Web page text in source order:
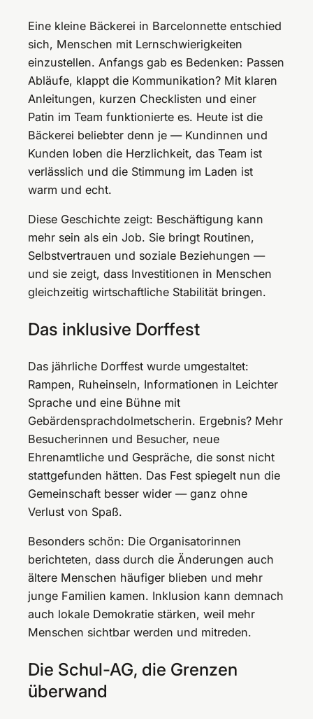
Eine kleine Bäckerei in Barcelonnette entschied
sich, Menschen mit Lernschwierigkeiten
einzustellen. Anfangs gab es Bedenken: Passen
Abläufe, klappt die Kommunikation? Mit klaren
Anleitungen, kurzen Checklisten und einer
Patin im Team funktionierte es. Heute ist die
Bäckerei beliebter denn je — Kundinnen und
Kunden loben die Herzlichkeit, das Team ist
verlässlich und die Stimmung im Laden ist
warm und echt.
Diese Geschichte zeigt: Beschäftigung kann
mehr sein als ein Job. Sie bringt Routinen,
Selbstvertrauen und soziale Beziehungen —
und sie zeigt, dass Investitionen in Menschen
gleichzeitig wirtschaftliche Stabilität bringen.
Das inklusive Dorffest
Das jährliche Dorffest wurde umgestaltet:
Rampen, Ruheinseln, Informationen in Leichter
Sprache und eine Bühne mit
Gebärdensprachdolmetscherin. Ergebnis? Mehr
Besucherinnen und Besucher, neue
Ehrenamtliche und Gespräche, die sonst nicht
stattgefunden hätten. Das Fest spiegelt nun die
Gemeinschaft besser wider — ganz ohne
Verlust von Spaß.
Besonders schön: Die Organisatorinnen
berichteten, dass durch die Änderungen auch
ältere Menschen häufiger blieben und mehr
junge Familien kamen. Inklusion kann demnach
auch lokale Demokratie stärken, weil mehr
Menschen sichtbar werden und mitreden.
Die Schul-AG, die Grenzen
überwand